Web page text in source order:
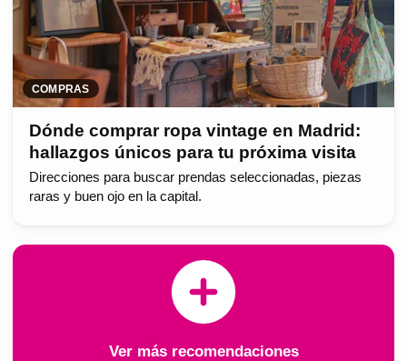
COMPRAS
Dónde comprar ropa vintage en Madrid:
hallazgos únicos para tu próxima visita
Direcciones para buscar prendas seleccionadas, piezas
raras y buen ojo en la capital.
Ver más recomendaciones